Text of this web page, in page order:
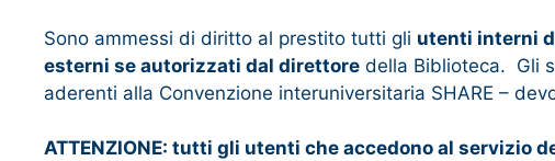
Sono ammessi di diritto al prestito tutti gli utenti interni
esterni se autorizzati dal direttore della Biblioteca. Gli
aderenti alla Convenzione interuniversitaria SHARE –
ATTENZIONE: tutti gli utenti che accedono al